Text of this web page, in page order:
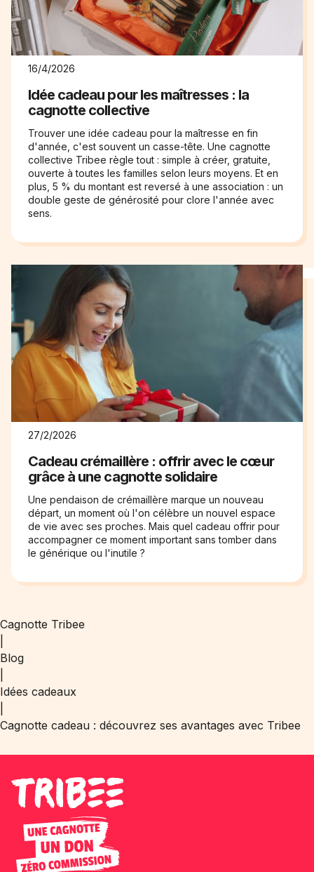
16/4/2026
Idée cadeau pour les maîtresses : la
cagnotte collective
Trouver une idée cadeau pour la maîtresse en fin
d'année, c'est souvent un casse-tête. Une cagnotte
collective Tribee règle tout : simple à créer, gratuite,
ouverte à toutes les familles selon leurs moyens. Et en
plus, 5 % du montant est reversé à une association : un
double geste de générosité pour clore l'année avec
sens.
27/2/2026
Cadeau crémaillère : offrir avec le cœur
grâce à une cagnotte solidaire
Une pendaison de crémaillère marque un nouveau
départ, un moment où l'on célèbre un nouvel espace
de vie avec ses proches. Mais quel cadeau offrir pour
accompagner ce moment important sans tomber dans
le générique ou l'inutile ?
Cagnotte Tribee
Blog
Idées cadeaux
Cagnotte cadeau : découvrez ses avantages avec Tribee